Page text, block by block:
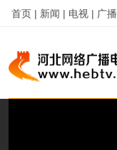
首页 | 新闻 | 电视 | 广